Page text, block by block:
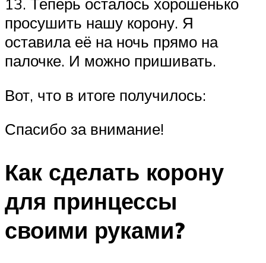
просушить нашу корону. Я
оставила её на ночь прямо на
палочке. И можно пришивать.
Вот, что в итоге получилось:
Спасибо за внимание!
Как сделать корону
для принцессы
своими руками?